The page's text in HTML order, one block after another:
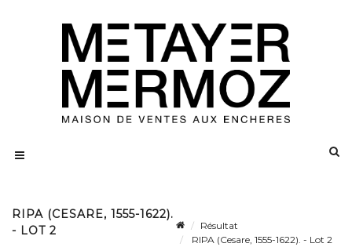
RIPA (CESARE, 1555-1622).
- LOT 2
Résultat
RIPA (Cesare, 1555-1622). - Lot 2